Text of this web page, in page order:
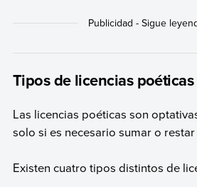
Tipos de licencias poéticas
Las licencias poéticas son
solo si es necesario sumar o
Existen cuatro tipos distintos de